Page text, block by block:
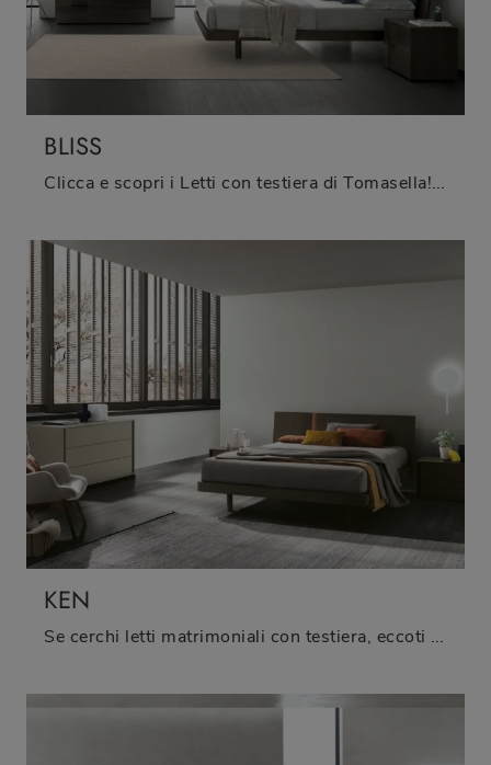
BLISS
Clicca e scopri i Letti con testiera di Tomasella! Il modello Bliss in melaminico ti sta aspettando nelle versioni matrimoniali.
KEN
Se cerchi letti matrimoniali con testiera, eccoti il modello Ken in melaminico per arricchire la camera da letto.